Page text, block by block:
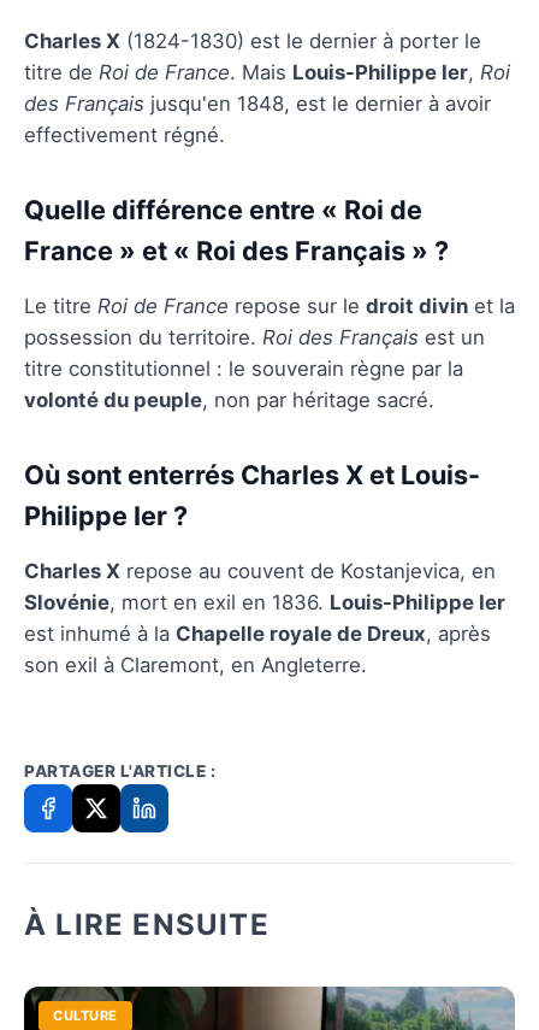
Charles X (1824-1830) est le dernier à porter le
titre de Roi de France. Mais Louis-Philippe Ier, Roi
des Français jusqu'en 1848, est le dernier à avoir
effectivement régné.
Quelle différence entre « Roi de
France » et « Roi des Français » ?
Le titre Roi de France repose sur le droit divin et la
possession du territoire. Roi des Français est un
titre constitutionnel : le souverain règne par la
volonté du peuple, non par héritage sacré.
Où sont enterrés Charles X et Louis-
Philippe Ier ?
Charles X repose au couvent de Kostanjevica, en
Slovénie, mort en exil en 1836. Louis-Philippe Ier
est inhumé à la Chapelle royale de Dreux, après
son exil à Claremont, en Angleterre.
PARTAGER L'ARTICLE :
À LIRE ENSUITE
CULTURE